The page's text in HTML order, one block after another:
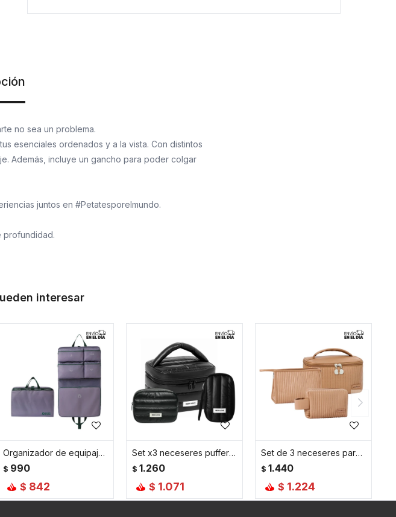
no sea un problema.
esenciales ordenados y a la vista. Con distintos
Además, incluye un gancho para poder colgar
juntos en #Petatesporelmundo.
profundidad.
interesar
Organizador de equipaje plegable con divisiones y asas para viaje - Lila
$ 990
$ 842
Set x3 neceseres puffer Negro
$ 1.260
$ 1.071
Set de 3 neceseres para tu viaje marrón
$ 1.440
$ 1.224